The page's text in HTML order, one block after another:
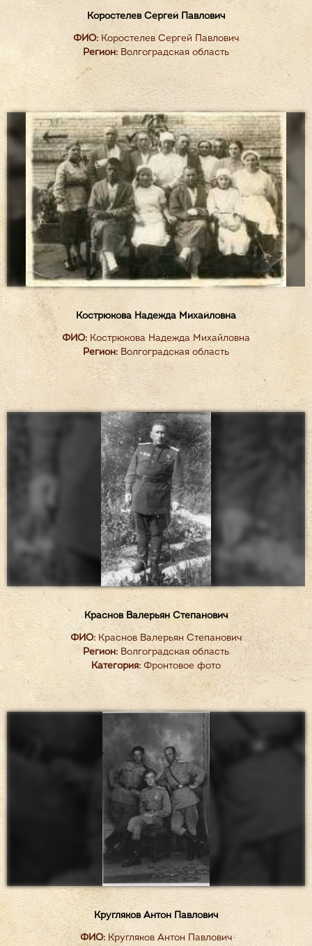
Коростелев Сергей Павлович
ФИО: Коростелев Сергей Павлович
Регион: Волгоградская область
Кострюкова Надежда Михайловна
ФИО: Кострюкова Надежда Михайловна
Регион: Волгоградская область
Краснов Валерьян Степанович
ФИО: Краснов Валерьян Степанович
Регион: Волгоградская область
Категория: Фронтовое фото
Кругляков Антон Павлович
ФИО: Кругляков Антон Павлович